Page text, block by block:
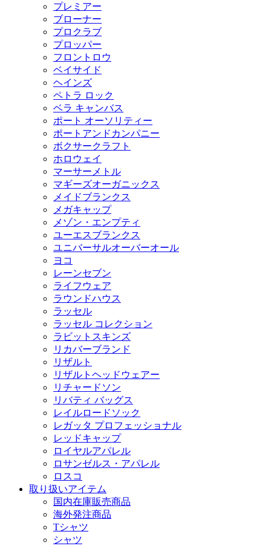
プレミアー
ブローナー
プロクラブ
プロッパー
フロントロウ
ベイサイド
ヘインズ
ペトラ ロック
ベラ キャンバス
ポート オーソリティー
ポートアンドカンパニー
ボクサークラフト
ホロウェイ
マーサーメトル
マギーズオーガニックス
メイドブランクス
メガキャップ
メゾン・エンプティ
ユーエスブランクス
ユニバーサルオーバーオール
ヨコ
レーンセブン
ライフウェア
ラウンドハウス
ラッセル
ラッセル コレクション
ラビットスキンズ
リカバーブランド
リザルト
リザルトヘッドウェアー
リチャードソン
リバティ バッグス
レイルロードソック
レガッタ プロフェッショナル
レッドキャップ
ロイヤルアパレル
ロサンゼルス・アパレル
ロスコ
取り扱いアイテム
国内在庫販売商品
海外発注商品
Tシャツ
シャツ